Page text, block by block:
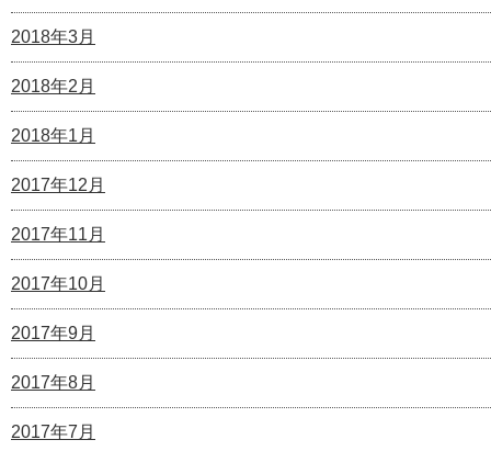
2018年3月
2018年2月
2018年1月
2017年12月
2017年11月
2017年10月
2017年9月
2017年8月
2017年7月